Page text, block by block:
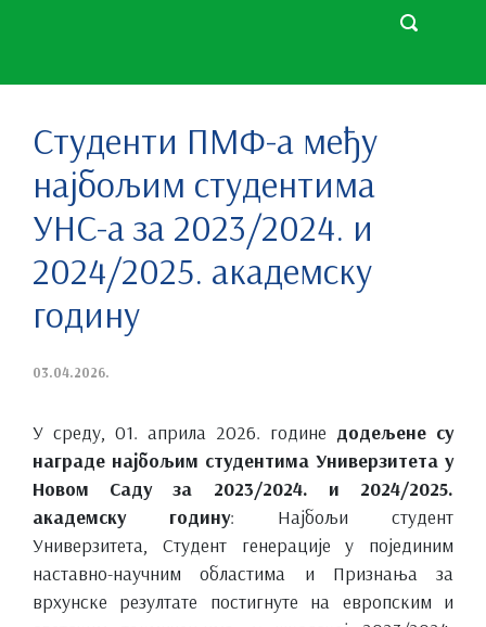
Студенти ПМФ-а међу
најбољим студентима
УНС-а за 2023/2024. и
2024/2025. академску
годину
03.04.2026.
У среду, 01. априла 2026. године додељене су
награде најбољим студентима Универзитета у
Новом Саду за 2023/2024. и 2024/2025.
академску годину: Најбољи студент
Универзитета, Студент генерације у појединим
наставно-научним областима и Признања за
врхунске резултате постигнуте на европским и